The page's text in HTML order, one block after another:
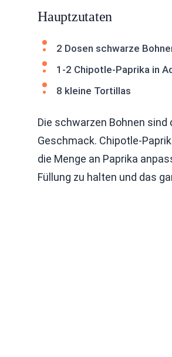
Hauptzutaten
2 Dosen schwarze
1-2 Chipotle-Paprika in
8 kleine Tortillas
Die schwarzen Bohnen
Geschmack. Chipotle-
die Menge an Paprika
Füllung zu halten und das